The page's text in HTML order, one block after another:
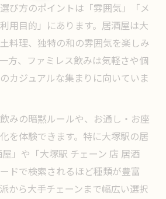
び方のポイントは「雰囲気」「メ
用目的」にあります。居酒屋は大
料理、独特の和の雰囲気を楽しみ
方、ファミレス飲みは気軽さや個
カジュアルな集まりに向いていま
みの暗黙ルールや、お通し・お座
を体験できます。特に大塚駅の居
」や「大塚駅 チェーン 店 居酒
ドで検索されるほど種類が豊富
から大手チェーンまで幅広い選択